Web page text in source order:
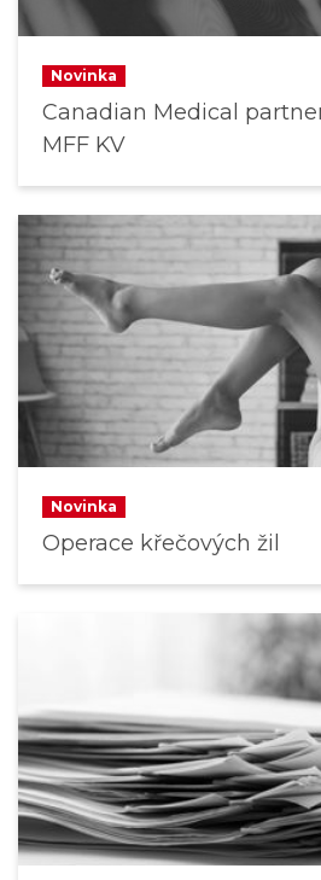
Novinka
Canadian Medical
MFF KV
Novinka
Operace křečových žil